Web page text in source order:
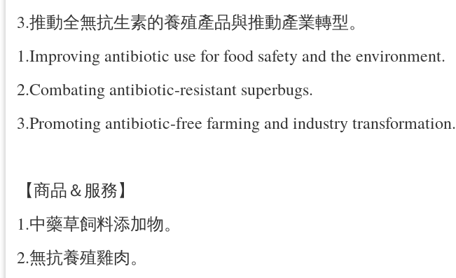
3.推動全無抗生素的養殖產品與推動產業轉型。
1.Improving antibiotic use for food safety and the environment.
2.Combating antibiotic-resistant superbugs.
3.Promoting antibiotic-free farming and industry transformation.
【商品＆服務】
1.中藥草飼料添加物。
2.無抗養殖雞肉。